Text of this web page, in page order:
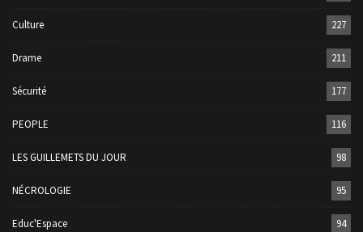
Culture 227
Drame 211
Sécurité 177
PEOPLE 116
LES GUILLEMETS DU JOUR 98
NÉCROLOGIE 95
Educ'Espace 94